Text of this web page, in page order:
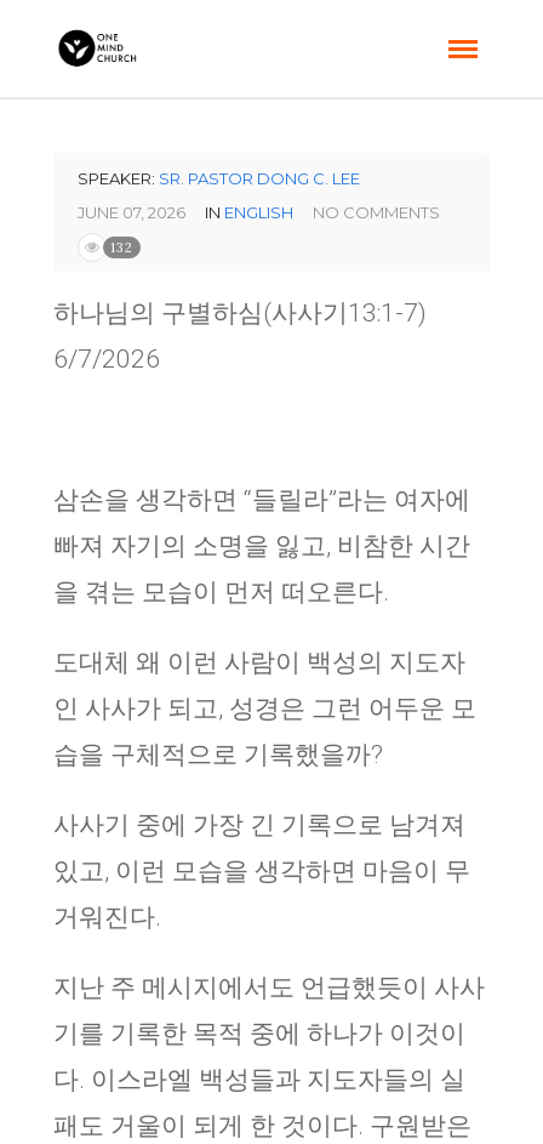
SPEAKER: SR. PASTOR DONG C. LEE
JUNE 07, 2026
IN ENGLISH NO COMMENTS
132
하나님의 구별하심(사사기13:1-7)
6/7/2026
삼손을 생각하면 “들릴라”라는 여자에
빠져 자기의 소명을 잃고, 비참한 시간
을 겪는 모습이 먼저 떠오른다.
도대체 왜 이런 사람이 백성의 지도자
인 사사가 되고, 성경은 그런 어두운 모
습을 구체적으로 기록했을까?
사사기 중에 가장 긴 기록으로 남겨져
있고, 이런 모습을 생각하면 마음이 무
거워진다.
지난 주 메시지에서도 언급했듯이 사사
기를 기록한 목적 중에 하나가 이것이
다. 이스라엘 백성들과 지도자들의 실
패도 거울이 되게 한 것이다. 구원받은